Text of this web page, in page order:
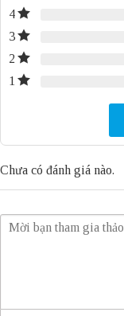
4
3
2
1
Chưa có đánh giá nào.